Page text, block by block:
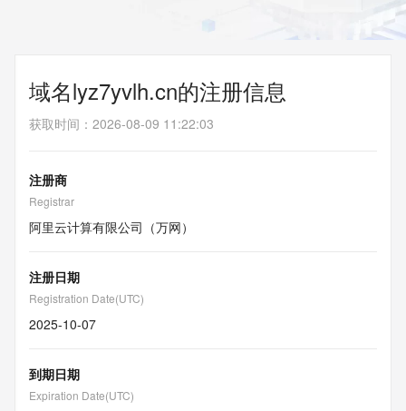
域名lyz7yvlh.cn的注册信息
获取时间 ： 2026-08-09 11:22:03
注册商
Registrar
阿里云计算有限公司（万网）
注册日期
Registration Date(UTC)
2025-10-07
到期日期
Expiration Date(UTC)